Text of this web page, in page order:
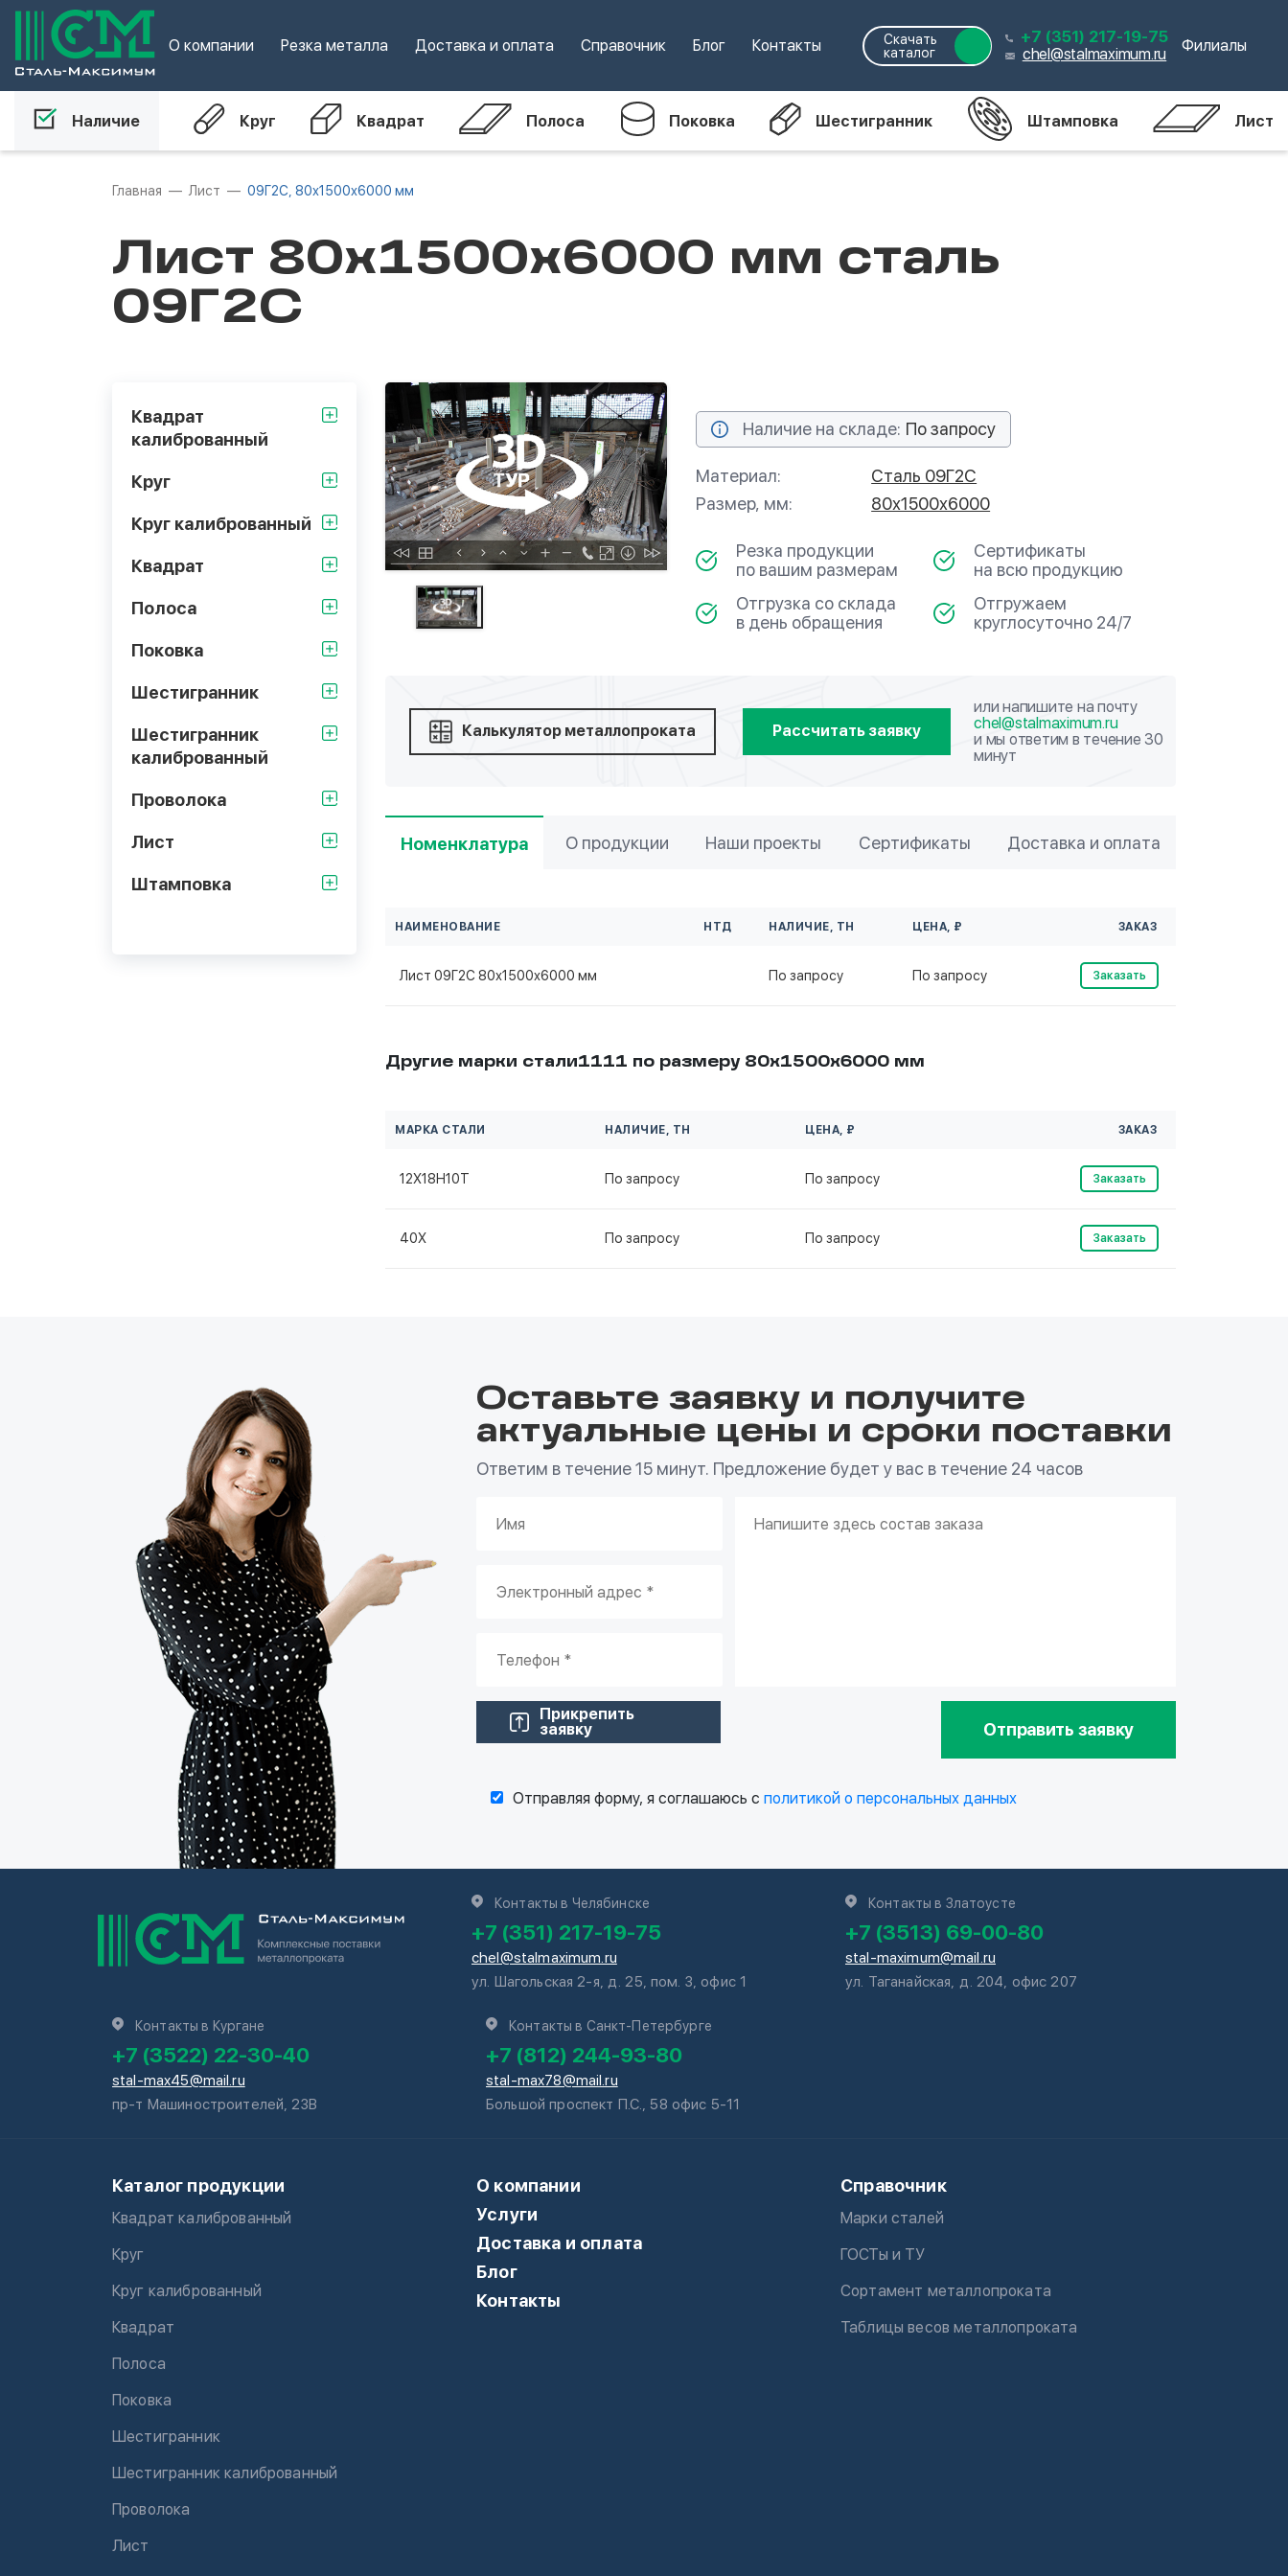
О компании Резка металла Доставка и оплата Справочник Блог Контакты
Скачать
каталог
+7 (351) 217-19-75
chel@stalmaximum.ru Филиалы
Наличие Круг Квадрат Полоса Поковка Шестигранник Штамповка Лист
Главная Лист 09Г2С, 80х1500х6000 мм
Лист 80х1500х6000 мм сталь
09Г2С
Квадрат
калиброванный
Круг
Круг калиброванный
Квадрат
Полоса
Поковка
Шестигранник
Шестигранник
калиброванный
Проволока
Лист
Штамповка
Наличие на складе: По запросу
Материал:
Сталь 09Г2С
Размер, мм:
80х1500х6000
Резка продукции
по вашим размерам
Сертификаты
на всю продукцию
Отгрузка со склада
в день обращения
Отгружаем
круглосуточно 24/7
Калькулятор металлопроката Рассчитать заявку
или напишите на почту
chel@stalmaximum.ru
и мы ответим в течение 30
минут
Номенклатура О продукции Наши проекты Сертификаты Доставка и оплата
НАИМЕНОВАНИЕ НТД НАЛИЧИЕ, ТН ЦЕНА, ₽ ЗАКАЗ
Лист 09Г2С 80х1500х6000 мм По запросу По запросу Заказать
Другие марки стали1111 по размеру 80х1500х6000 мм
МАРКА СТАЛИ НАЛИЧИЕ, ТН ЦЕНА, ₽ ЗАКАЗ
12Х18Н10Т По запросу По запросу Заказать
40Х По запросу По запросу Заказать
Оставьте заявку и получите
актуальные цены и сроки поставки
Ответим в течение 15 минут. Предложение будет у вас в течение 24 часов
Прикрепить
заявку
Отправить заявку
Отправляя форму, я соглашаюсь с политикой о персональных данных
Контакты в Челябинске
+7 (351) 217-19-75
chel@stalmaximum.ru
ул. Шагольская 2-я, д. 25, пом. 3, офис 1
Контакты в Златоусте
+7 (3513) 69-00-80
stal-maximum@mail.ru
ул. Таганайская, д. 204, офис 207
Контакты в Кургане
+7 (3522) 22-30-40
stal-max45@mail.ru
пр-т Машиностроителей, 23В
Контакты в Санкт-Петербурге
+7 (812) 244-93-80
stal-max78@mail.ru
Большой проспект П.С., 58 офис 5-11
Каталог продукции
Квадрат калиброванный
Круг
Круг калиброванный
Квадрат
Полоса
Поковка
Шестигранник
Шестигранник калиброванный
Проволока
Лист
О компании
Услуги
Доставка и оплата
Блог
Контакты
Справочник
Марки сталей
ГОСТы и ТУ
Сортамент металлопроката
Таблицы весов металлопроката